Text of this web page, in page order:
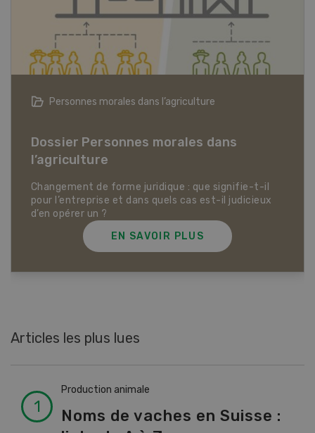
Articles biologiques
Dossier Articles biologiques
EN SAVOIR PLUS
Articles les plus lues
Production animale
Noms de vaches en Suisse :